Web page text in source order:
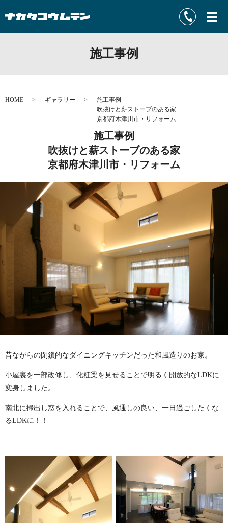
施工事例
HOME ギャラリー
施工事例
吹抜けと薪ストーブのある家
京都府木津川市・リフォーム
施工事例
吹抜けと薪ストーブのある家
京都府木津川市・リフォーム
昔ながらの閉鎖的なダイニングキッチンだった和風造りのお家。
小屋裏を一部改修し、化粧梁を見せることで明るく開放的なLDKに
変身しました。
南北に掃出し窓を入れることで、風通しの良い、一日過ごしたくな
るLDKに！！